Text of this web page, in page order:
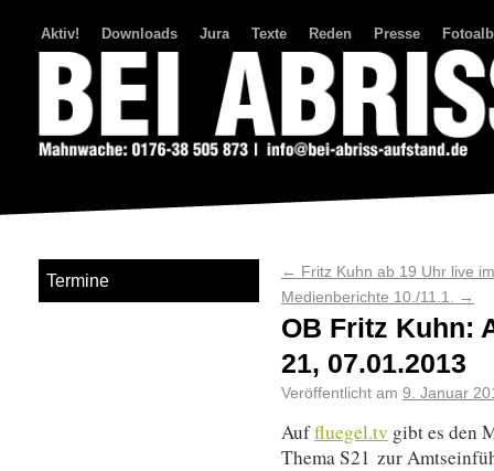
Aktiv! Downloads Jura Texte Reden Presse
← Fritz Kuhn ab 19 Uhr live
Medienberichte 10./11.1. →
OB Fritz Kuhn:
21, 07.01.2013
Veröffentlicht am 9. Januar
Auffluegel.tv gibt es den
Thema S21 zur
Termine